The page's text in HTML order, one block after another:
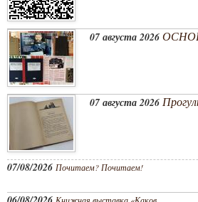
07 августа 2026
07 августа 2026
07/08/2026 Почитаем? Почитаем!
Книжная выставка «Каков...